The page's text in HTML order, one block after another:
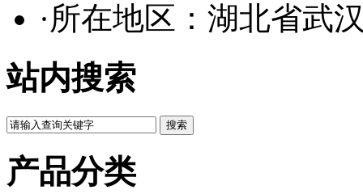
·所在地区：湖北省武
站内搜索
产品分类